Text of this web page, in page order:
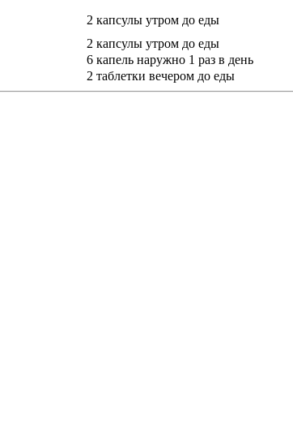
2 капсулы утром до еды
2 капсулы утром до еды
6 капель наружно 1 раз в день
2 таблетки вечером до еды